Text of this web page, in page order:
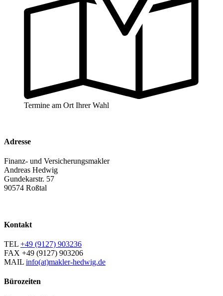
Termine am Ort Ihrer Wahl
Adresse
Finanz- und Versicherungsmakler
Andreas Hedwig
Gundekarstr. 57
90574 Roßtal
Kontakt
TEL +49 (9127) 903236
FAX +49 (9127) 903206
MAIL info(at)makler-hedwig.de
Bürozeiten